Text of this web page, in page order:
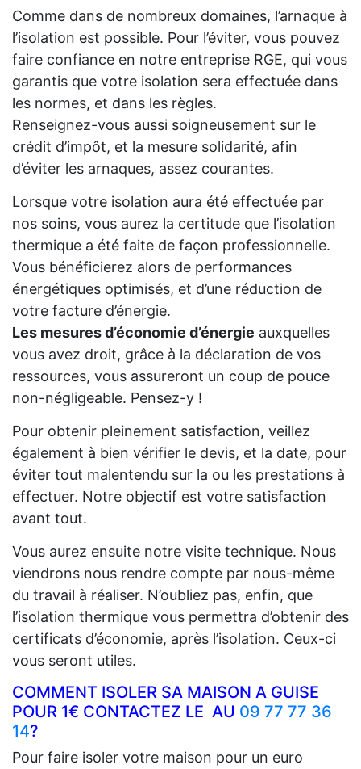
Comme dans de nombreux domaines, l’arnaque à
l’isolation est possible. Pour l’éviter, vous pouvez
faire confiance en notre entreprise RGE, qui vous
garantis que votre isolation sera effectuée dans
les normes, et dans les règles.
Renseignez-vous aussi soigneusement sur le
crédit d’impôt, et la mesure solidarité, afin
d’éviter les arnaques, assez courantes.
Lorsque votre isolation aura été effectuée par
nos soins, vous aurez la certitude que l’isolation
thermique a été faite de façon professionnelle.
Vous bénéficierez alors de performances
énergétiques optimisés, et d’une réduction de
votre facture d’énergie.
Les mesures d’économie d’énergie auxquelles
vous avez droit, grâce à la déclaration de vos
ressources, vous assureront un coup de pouce
non-négligeable. Pensez-y !
Pour obtenir pleinement satisfaction, veillez
également à bien vérifier le devis, et la date, pour
éviter tout malentendu sur la ou les prestations à
effectuer. Notre objectif est votre satisfaction
avant tout.
Vous aurez ensuite notre visite technique. Nous
viendrons nous rendre compte par nous-même
du travail à réaliser. N’oubliez pas, enfin, que
l’isolation thermique vous permettra d’obtenir des
certificats d’économie, après l’isolation. Ceux-ci
vous seront utiles.
COMMENT ISOLER SA MAISON A GUISE
POUR 1€ CONTACTEZ LE AU 09 77 77 36
14?
Pour faire isoler votre maison pour un euro